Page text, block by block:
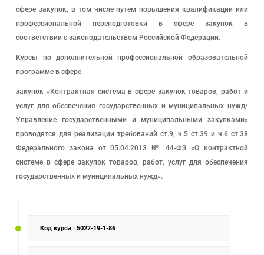
сфере закупок, в том числе путем повышения квалификации или
профессиональной переподготовки в сфере закупок в
соответствии с законодательством Российской Федерации.
Курсы по дополнительной профессиональной образовательной
программе в сфере
закупок «Контрактная система в сфере закупок товаров, работ и
услуг для обеспечения государственных и муниципальных нужд/
Управление государственными и муниципальными закупками»
проводятся для реализации требований ст.9, ч.5 ст.39 и ч.6 ст.38
Федерального закона от 05.04.2013 № 44-ФЗ «О контрактной
системе в сфере закупок товаров, работ, услуг для обеспечения
государственных и муниципальных нужд».
Код курса: 5022-19-1-86